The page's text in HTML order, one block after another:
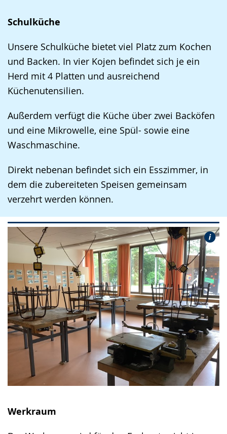
Schulküche
Unsere Schulküche bietet viel Platz zum Kochen
und Backen. In vier Kojen befindet sich je ein
Herd mit 4 Platten und ausreichend
Küchenutensilien.
Außerdem verfügt die Küche über zwei Backöfen
und eine Mikrowelle, eine Spül- sowie eine
Waschmaschine.
Direkt nebenan befindet sich ein Esszimmer, in
dem die zubereiteten Speisen gemeinsam
verzehrt werden können.
Werkraum